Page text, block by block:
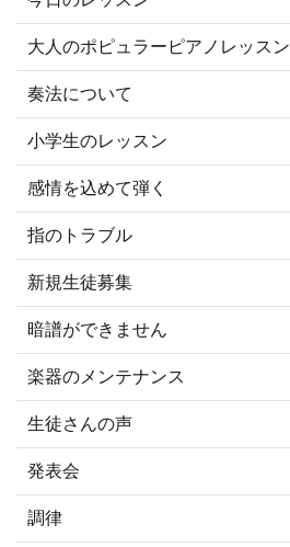
大人のポピュラーピアノレッスン
奏法について
小学生のレッスン
感情を込めて弾く
指のトラブル
新規生徒募集
暗譜ができません
楽器のメンテナンス
生徒さんの声
発表会
調律